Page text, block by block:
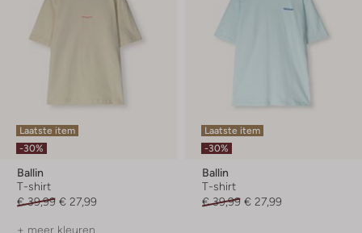
Laatste item
-30%
Ballin
T-shirt
€ 39,99 € 27,99
+ meer kleuren
Laatste item
-30%
Ballin
T-shirt
€ 39,99 € 27,99